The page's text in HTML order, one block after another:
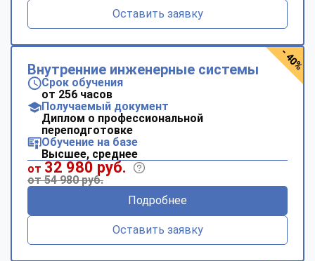
Оставить заявку
Внутренние инженерные системы
Срок обучения
от 256 часов
Получаемый документ
Диплом о профессиональной
переподготовке
Обучение на базе
Высшее, среднее
от 32 980 руб.
от 54 980 руб.
Подробнее
Оставить заявку
- 40%